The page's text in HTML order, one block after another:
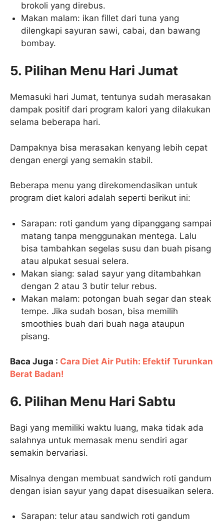
brokoli yang direbus.
Makan malam: ikan fillet dari tuna yang
dilengkapi sayuran sawi, cabai, dan bawang
bombay.
5. Pilihan Menu Hari Jumat
Memasuki hari Jumat, tentunya sudah merasakan
dampak positif dari program kalori yang dilakukan
selama beberapa hari.
Dampaknya bisa merasakan kenyang lebih cepat
dengan energi yang semakin stabil.
Beberapa menu yang direkomendasikan untuk
program diet kalori adalah seperti berikut ini:
Sarapan: roti gandum yang dipanggang sampai
matang tanpa menggunakan mentega. Lalu
bisa tambahkan segelas susu dan buah pisang
atau alpukat sesuai selera.
Makan siang: salad sayur yang ditambahkan
dengan 2 atau 3 butir telur rebus.
Makan malam: potongan buah segar dan steak
tempe. Jika sudah bosan, bisa memilih
smoothies buah dari buah naga ataupun
pisang.
Baca Juga : Cara Diet Air Putih: Efektif Turunkan
Berat Badan!
6. Pilihan Menu Hari Sabtu
Bagi yang memiliki waktu luang, maka tidak ada
salahnya untuk memasak menu sendiri agar
semakin bervariasi.
Misalnya dengan membuat sandwich roti gandum
dengan isian sayur yang dapat disesuaikan selera.
Sarapan: telur atau sandwich roti gandum